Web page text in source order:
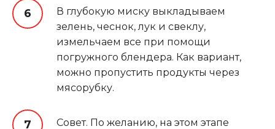
В глубокую миску выкладываем
зелень, чеснок, лук и свеклу,
измельчаем все при помощи
погружного блендера. Как вариант,
можно пропустить продукты через
мясорубку.
Совет. По желанию, на этом этапе